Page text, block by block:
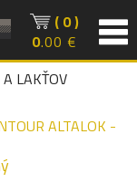
( 0 )
0.00 €
LAKŤOV
ALTALOK -